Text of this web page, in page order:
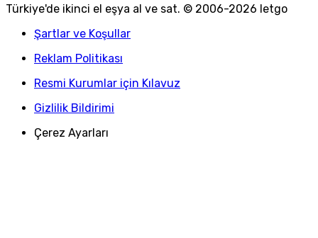
Türkiye'de ikinci el eşya al ve sat. © 2006-2026 letgo
Şartlar ve Koşullar
Reklam Politikası
Resmi Kurumlar için Kılavuz
Gizlilik Bildirimi
Çerez Ayarları